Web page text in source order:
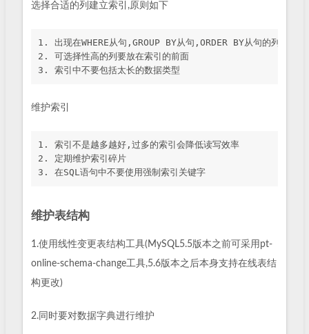
选择合适的列建立索引,原则如下
1. 出现在WHERE从句,GROUP BY从句,ORDER BY从句的列
2. 可选择性高的列要放在索引的前面
维护索引
1. 索引不是越多越好,过多的索引会降低读写效率
2. 定期维护索引碎片
维护表结构
1.使用线性变更表结构工具(MySQL5.5版本之前可采用pt-
online-schema-change工具,5.6版本之后本身支持在线表结
构更改)
2.同时要对数据字典进行维护